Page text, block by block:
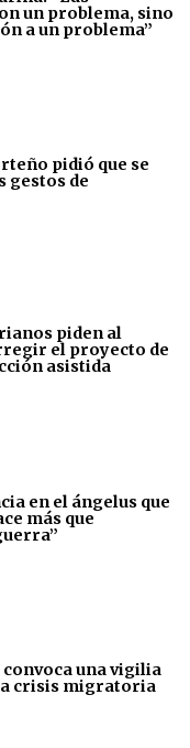
un problema, sino
a un problema”
pidió que se
gestos de
piden al
el proyecto de
asistida
en el ángelus que
más que
una vigilia
crisis migratoria